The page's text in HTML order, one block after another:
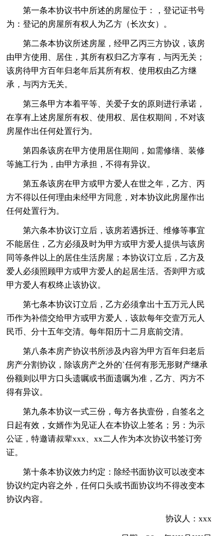
第一条本协议书中所述的房屋位于：，登记证书号
为：登记的房屋所有权人为乙方（长次女）。
第二条本协议所述房屋，经甲乙丙三方协议，该房
由甲方使用、居住，其所有权归乙方享有，与丙无关；
该房待甲方百年归老年后其所有权、使用权由乙方继
承，与丙方无关。
第三条甲方本着平等、关爱子女的原则进行承诺，
在享有上述房屋所有权、使用权、居住权期间，不对该
房屋作出任何处置行为。
第四条该房在甲方使用居住期间，如需修缮、装修
等施工行为，由甲方承担，不得有异议。
第五条该房在甲方或甲方爱人在世之年，乙方、丙
方不得以任何理由未经甲方同意，对本协议此房屋作出
任何处置行为。
第六条本协议订立后，该房若遇拆迁、维修等事宜
不能居住，乙方必须及时为甲方或甲方爱人提供与该房
同等条件以上的居住生活房屋；本协议订立后，乙方及
爱人必须照顾甲方或甲方爱人的起居生活。否则甲方或
甲方爱人有权终止该协议。
第七条本协议订立后，乙方必须拿出十五万元人民
币作为补偿交给甲方或甲方爱人，该款每年交壹万元人
民币、分十五年交清。每年阳历十二月底前交清。
第八条本房产协议书所涉及内容为甲方百年归老后
房产分割协议，除该房产之外的`任何有形无形财产继承
份额则以甲方口头遗嘱或书面遗嘱为准，乙方、丙方不
得有异议。
第九条本协议一式三份，每方各执壹份，自签名之
日起有效，女婿作为见证人在本协议上签名；另：为示
公证，特邀请叔辈xxx、xx二人作为本次协议书签订旁
证。
第十条本协议效力约定：除经书面协议可以改变本
协议约定内容之外，任何口头或书面协议均不得改变本
协议内容。
协议人：xxx